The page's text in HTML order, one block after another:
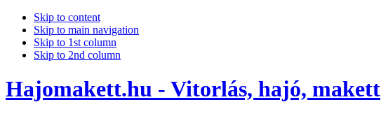
Skip to content
Skip to main navigation
Skip to 1st column
Skip to 2nd column
Hajomakett.hu - Vitorlás, hajó, makett